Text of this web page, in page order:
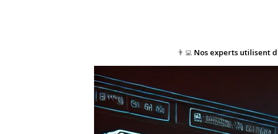
👨‍💻 Nos experts utilisent